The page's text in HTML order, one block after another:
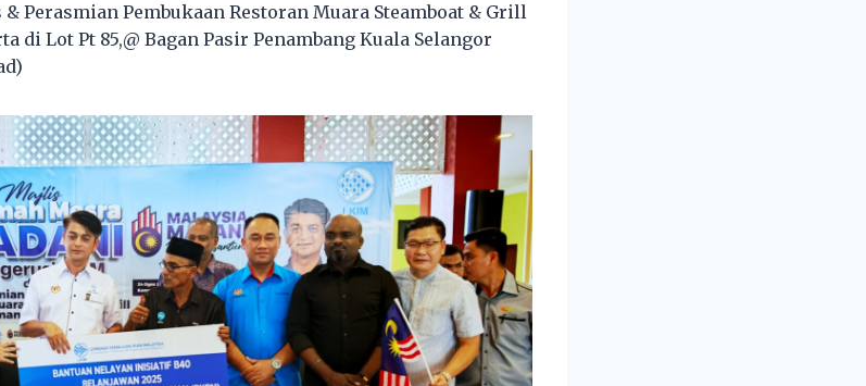
Perasmian Pembukaan Restoran Muara Steamboat & Grill
di Lot Pt 85,@ Bagan Pasir Penambang Kuala Selangor